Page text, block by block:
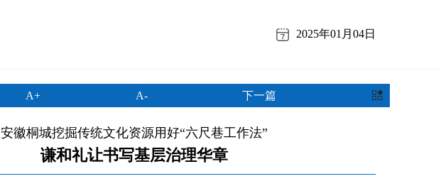
2025年01月04日
A+ A- 下一篇
安徽桐城挖掘传统文化资源用好“六尺巷工作法”
谦和礼让书写基层治理华章